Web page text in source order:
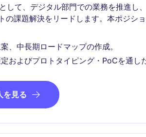
して、デジタル部門での業務を推進し
の課題解決をリードします。本ポジシ
、中長期ロードマップの作成。
およびプロトタイピング・PoCを通し
を見る